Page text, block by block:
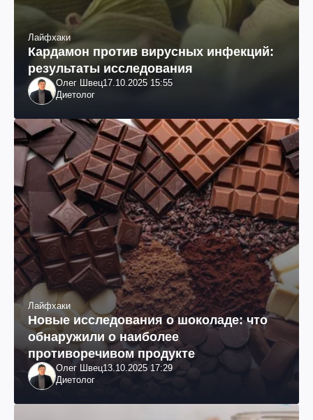
Лайфхаки
Кардамон против вирусных инфекций:
результаты исследования
Олег Швец17.10.2025 15:55
Диетолог
Лайфхаки
Новые исследования о шоколаде: что
обнаружили о наиболее
противоречивом продукте
Олег Швец13.10.2025 17:29
Диетолог